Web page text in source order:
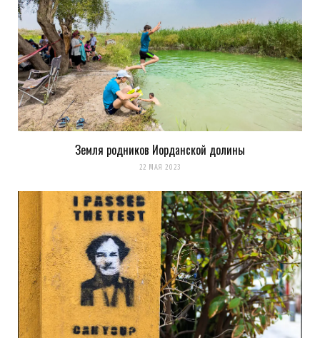
Земля родников Иорданской долины
22 МАЯ 2023